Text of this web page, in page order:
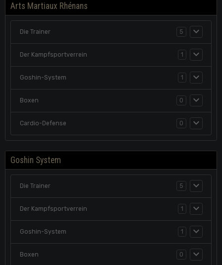
Arts Martiaux Rhénans
Die Trainer 5
Der Kampfsportverrein 1
Goshin-System 1
Boxen 0
Cardio-Defense 0
Goshin System
Die Trainer 5
Der Kampfsportverrein 1
Goshin-System 1
Boxen 0